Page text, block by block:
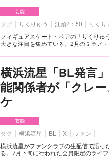
芸能
タグ りくりゅう 江頭2：50 りくり
フィギュアスケート・ペアの「りくりゅ
大きな注目を集めている。2月のミラノ
横浜流星「BL発言
能関係者が「クレ
ケ
芸能
タグ 横浜流星 BL X
ファン
横浜流星がファンクラブの生配信で語っ
る。7月下旬に行われた会員限定のライ